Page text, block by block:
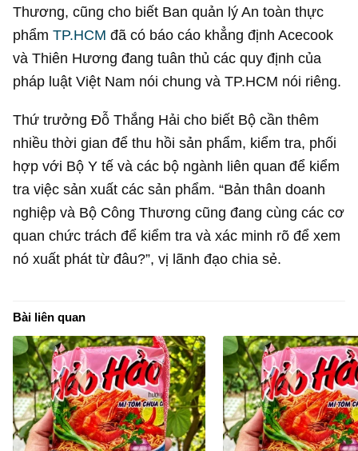
Thương, cũng cho biết Ban quản lý An toàn thực
phẩmTP.HCM đã có báo cáo khẳng định Acecook
và Thiên Hương đang tuân thủ các quy định của
pháp luật Việt Nam nói chung và TP.HCM nói riêng.
Thứ trưởng Đỗ Thắng Hải cho biết Bộ cần thêm
nhiều thời gian để thu hồi sản phẩm, kiểm tra, phối
hợp với Bộ Y tế và các bộ ngành liên quan để kiểm
tra việc sản xuất các sản phẩm. “Bản thân doanh
nghiệp và Bộ Công Thương cũng đang cùng các cơ
quan chức trách để kiểm tra và xác minh rõ để xem
nó xuất phát từ đâu?”, vị lãnh đạo chia sẻ.
Bài liên quan